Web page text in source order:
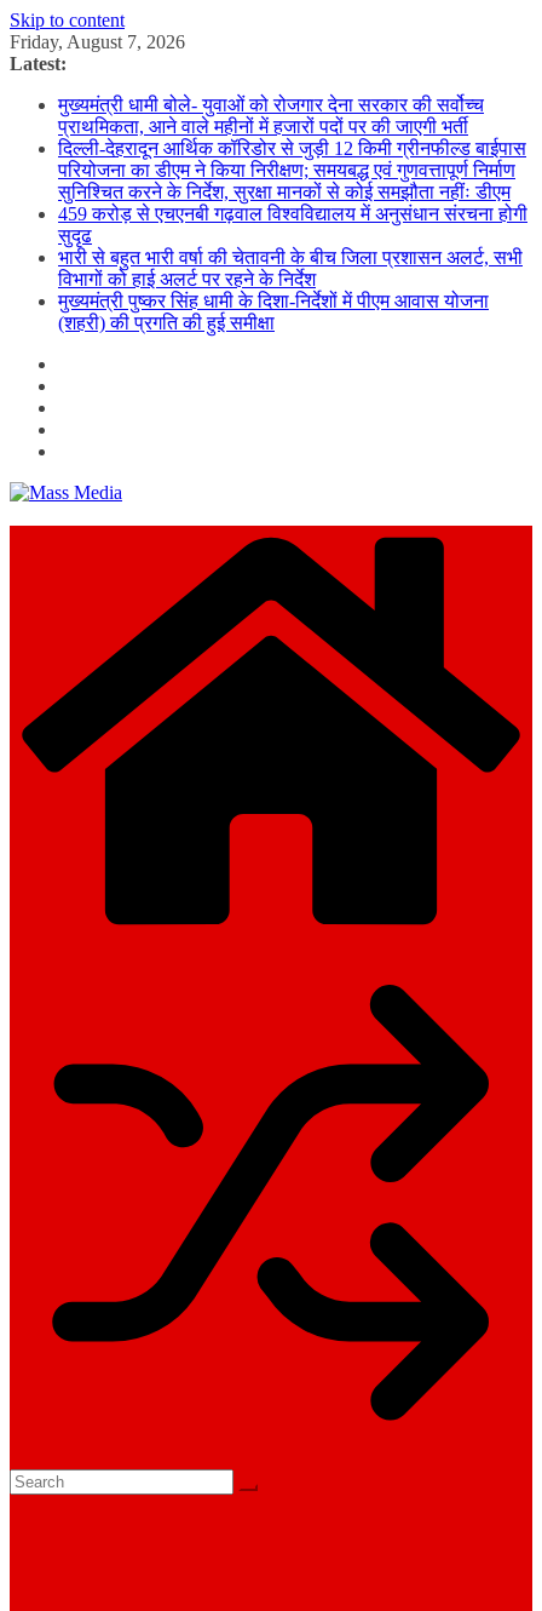
Skip to content
Friday, August 7, 2026
Latest:
मुख्यमंत्री धामी बोले- युवाओं को रोजगार देना सरकार की सर्वोच्च
प्राथमिकता, आने वाले महीनों में हजारों पदों पर की जाएगी भर्ती
दिल्ली-देहरादून आर्थिक कॉरिडोर से जुड़ी 12 किमी ग्रीनफील्ड बाईपास
परियोजना का डीएम ने किया निरीक्षण; समयबद्ध एवं गुणवत्तापूर्ण निर्माण
सुनिश्चित करने के निर्देश, सुरक्षा मानकों से कोई समझौता नहींः डीएम
459 करोड़ से एचएनबी गढ़वाल विश्वविद्यालय में अनुसंधान संरचना होगी
सुदृढ
भारी से बहुत भारी वर्षा की चेतावनी के बीच जिला प्रशासन अलर्ट, सभी
विभागों को हाई अलर्ट पर रहने के निर्देश
मुख्यमंत्री पुष्कर सिंह धामी के दिशा-निर्देशों में पीएम आवास योजना
(शहरी) की प्रगति की हुई समीक्षा